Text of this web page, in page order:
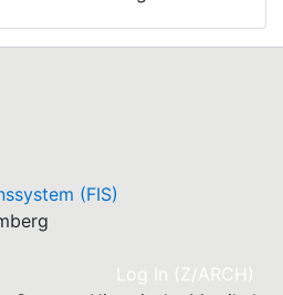
(FIS)
Log In (Z/ARCH)